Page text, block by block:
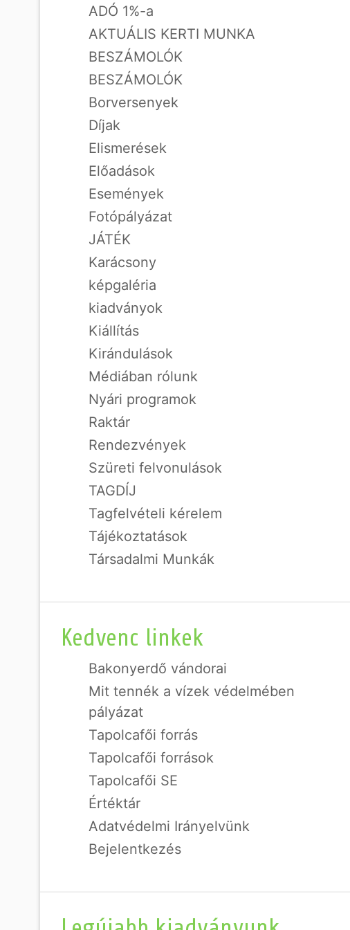
ADÓ 1%-a
AKTUÁLIS KERTI MUNKA
BESZÁMOLÓK
BESZÁMOLÓK
Borversenyek
Díjak
Elismerések
Előadások
Események
Fotópályázat
JÁTÉK
Karácsony
képgaléria
kiadványok
Kiállítás
Kirándulások
Médiában rólunk
Nyári programok
Raktár
Rendezvények
Szüreti felvonulások
TAGDÍJ
Tagfelvételi kérelem
Tájékoztatások
Társadalmi Munkák
Kedvenc linkek
Bakonyerdő vándorai
Mit tennék a vízek védelmében
pályázat
Tapolcafői forrás
Tapolcafői források
Tapolcafői SE
Értéktár
Adatvédelmi Irányelvünk
Bejelentkezés